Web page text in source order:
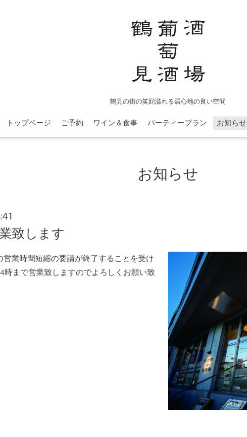
鶴見の街の笑顔溢れる居心地の良い空間
トップページ ご予約 ワイン＆食事 パーティープラン お知らせ
お知らせ
致します
営業時間短縮の要請が終了することを受け
時まで営業致しますのでよろしくお願い致